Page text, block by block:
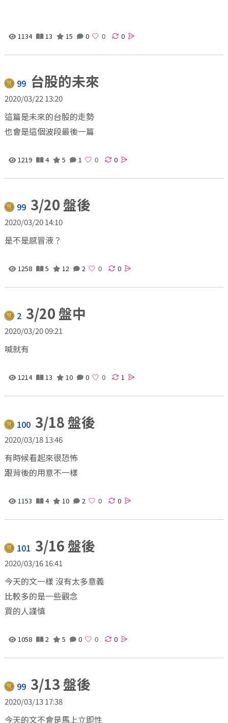
1134 13 15 0 0
99 台股的未來
2020/03/22 13:20
這篇是未來的台股的走勢
也會是這個波段最後一篇
1219 4 5 1 0
99 3/20 盤後
2020/03/20 14:10
是不是感冒液？
1258 5 12 2 0
2 3/20 盤中
2020/03/20 09:21
喊就有
1214 13 10 0 1
100 3/18 盤後
2020/03/18 13:46
有時候看起來很恐怖
跟背後的用意不一樣
1153 4 10 2 0
101 3/16 盤後
2020/03/16 16:41
今天的文一樣 沒有太多意義
比較多的是一些觀念
買的人謹慎
1058 2 5 0 0
99 3/13 盤後
2020/03/13 17:38
今天的文不會是馬上立即性